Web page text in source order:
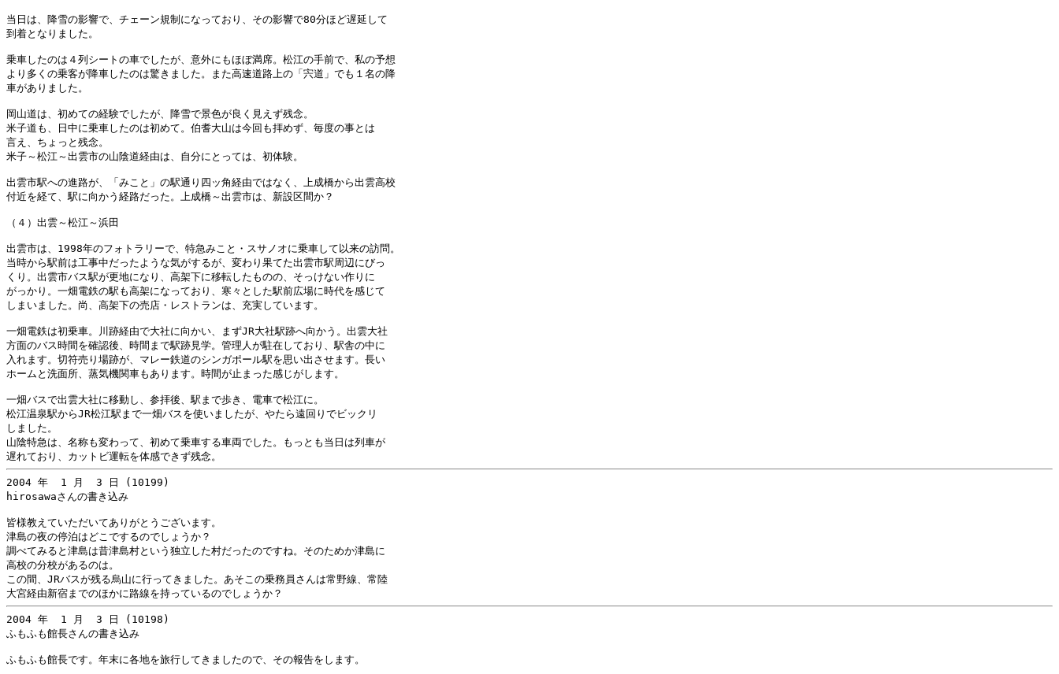
当日は、降雪の影響で、チェーン規制になっており、その影響で80分ほど遅延して
到着となりました。
乗車したのは４列シートの車でしたが、意外にもほぼ満席。松江の手前で、私の予想
より多くの乗客が降車したのは驚きました。また高速道路上の「宍道」でも１名の降
車がありました。
岡山道は、初めての経験でしたが、降雪で景色が良く見えず残念。
米子道も、日中に乗車したのは初めて。伯耆大山は今回も拝めず、毎度の事とは
言え、ちょっと残念。
米子～松江～出雲市の山陰道経由は、自分にとっては、初体験。
出雲市駅への進路が、「みこと」の駅通り四ッ角経由ではなく、上成橋から出雲高校
付近を経て、駅に向かう経路だった。上成橋～出雲市は、新設区間か？
（４）出雲～松江～浜田
出雲市は、1998年のフォトラリーで、特急みこと・スサノオに乗車して以来の訪問。
当時から駅前は工事中だったような気がするが、変わり果てた出雲市駅周辺にびっ
くり。出雲市バス駅が更地になり、高架下に移転したものの、そっけない作りに
がっかり。一畑電鉄の駅も高架になっており、寒々とした駅前広場に時代を感じて
しまいました。尚、高架下の売店・レストランは、充実しています。
一畑電鉄は初乗車。川跡経由で大社に向かい、まずJR大社駅跡へ向かう。出雲大社
方面のバス時間を確認後、時間まで駅跡見学。管理人が駐在しており、駅舎の中に
入れます。切符売り場跡が、マレー鉄道のシンガポール駅を思い出させます。長い
ホームと洗面所、蒸気機関車もあります。時間が止まった感じがします。
一畑バスで出雲大社に移動し、参拝後、駅まで歩き、電車で松江に。
松江温泉駅からJR松江駅まで一畑バスを使いましたが、やたら遠回りでビックリ
しました。
山陰特急は、名称も変わって、初めて乗車する車両でした。もっとも当日は列車が
2004 年  1 月  3 日 (10199)
hirosawaさんの書き込み
皆様教えていただいてありがとうございます。
津島の夜の停泊はどこでするのでしょうか？
調べてみると津島は昔津島村という独立した村だったのですね。そのためか津島に
高校の分校があるのは。
この間、JRバスが残る烏山に行ってきました。あそこの乗務員さんは常野線、常陸
2004 年  1 月  3 日 (10198)
ふもふも館長さんの書き込み
ふもふも館長です。年末に各地を旅行してきましたので、その報告をします。